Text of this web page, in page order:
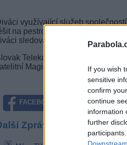
If you wish
sensitive
confirm
continue
information
further
využívající služeb
na pestrou filmovou nabídku
sledovat filmové hity jako
Telekom zařazuje stanici
Magio Televízia L. Digi
FACEBOOK TWITTER
Zprávičky